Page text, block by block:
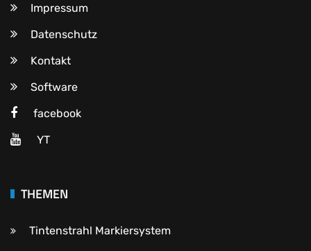
Impressum
Datenschutz
Kontakt
Software
facebook
YT
THEMEN
Tintenstrahl Markiersystem